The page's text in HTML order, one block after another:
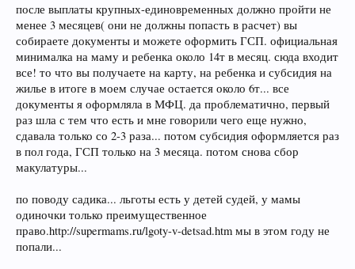
после выплаты крупных-единовременных должно пройти не
менее 3 месяцев( они не должны попасть в расчет) вы
собираете документы и можете оформить ГСП. официальная
минималка на маму и ребенка около 14т в месяц. сюда входит
все! то что вы получаете на карту, на ребенка и субсидия на
жилье в итоге в моем случае остается около 6т... все
документы я оформляла в МФЦ. да проблематично, первый
раз шла с тем что есть и мне говорили чего еще нужно,
сдавала только со 2-3 раза... потом субсидия оформляется раз
в пол года, ГСП только на 3 месяца. потом снова сбор
макулатуры...
по поводу садика... льготы есть у детей судей, у мамы
одиночки только преимущественное
право.http://supermams.ru/lgoty-v-detsad.htm мы в этом году не
попали...